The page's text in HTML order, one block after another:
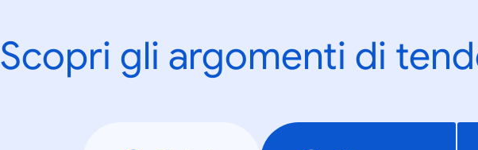
Scopri gli argomenti di